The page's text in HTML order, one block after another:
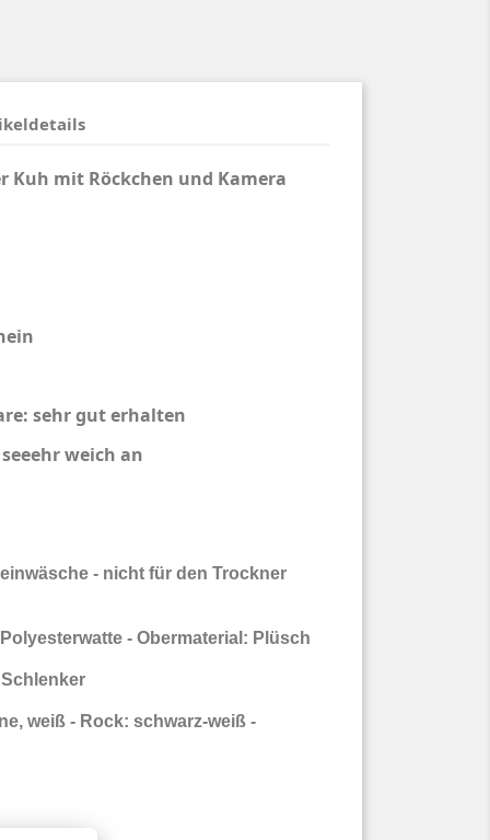
Kuh mit Röckchen und Kamera
sehr gut erhalten
weich an
- nicht für den Trockner
- Obermaterial: Plüsch
weiß - Rock: schwarz-weiß -